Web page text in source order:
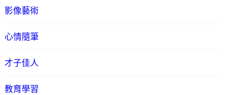
影像藝術
心情隨筆
才子佳人
教育學習